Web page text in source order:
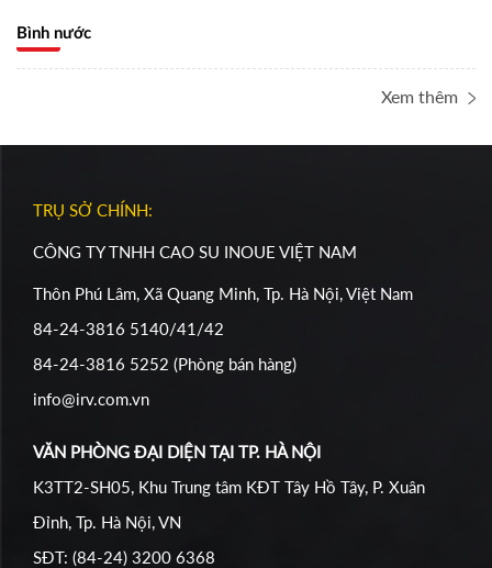
Bình nước
Xem thêm
TRỤ SỞ CHÍNH:
CÔNG TY TNHH CAO SU INOUE VIỆT NAM
Thôn Phú Lâm, Xã Quang Minh, Tp. Hà Nội, Việt Nam
84-24-3816 5140/41/42
84-24-3816 5252 (Phòng bán hàng)
info@irv.com.vn
VĂN PHÒNG ĐẠI DIỆN TẠI TP. HÀ NỘI
K3TT2-SH05, Khu Trung tâm KĐT Tây Hồ Tây, P. Xuân
Đỉnh, Tp. Hà Nội, VN
SĐT: (84-24) 3200 6368